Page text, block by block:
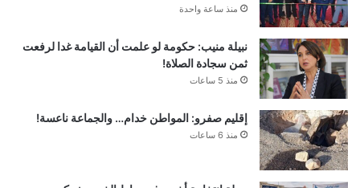
منذ ساعة واحدة
نبيلة منيب: حكومة لو علمت أن القيامة غدا لرفعت
ثمن سجادة الصلاة!
منذ 5 ساعات
إقليم صفرو: المواطن خدام… والجماعة ناعسة!
منذ 6 ساعات